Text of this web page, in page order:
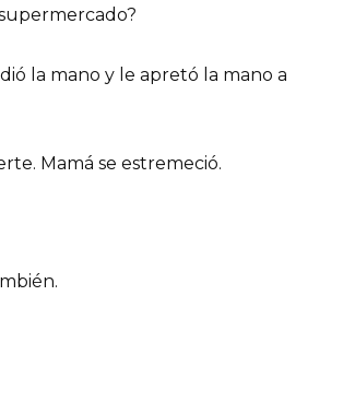
la mano y le apretó la mano a
Mamá se estremeció.